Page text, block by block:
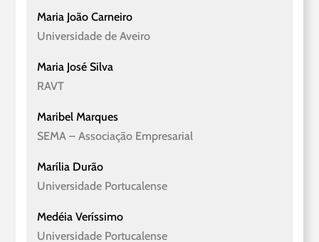
Maria João Carneiro
Universidade de Aveiro
Maria José Silva
RAVT
Maribel Marques
SEMA – Associação Empresarial
Marília Durão
Universidade Portucalense
Medéia Veríssimo
Universidade Portucalense